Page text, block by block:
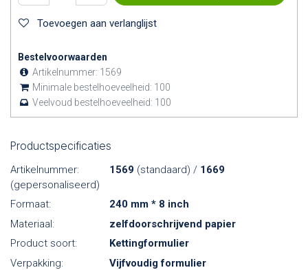
Toevoegen aan verlanglijst
Bestelvoorwaarden
Artikelnummer: 1569
Minimale bestelhoeveelheid: 100
Veelvoud bestelhoeveelheid: 100
Productspecificaties
Artikelnummer: 1569 (standaard) / 1669
(gepersonaliseerd)
Formaat:
240 mm * 8 inch
Materiaal:
zelfdoorschrijvend papier
Product soort:
Kettingformulier
Verpakking:
Vijfvoudig formulier